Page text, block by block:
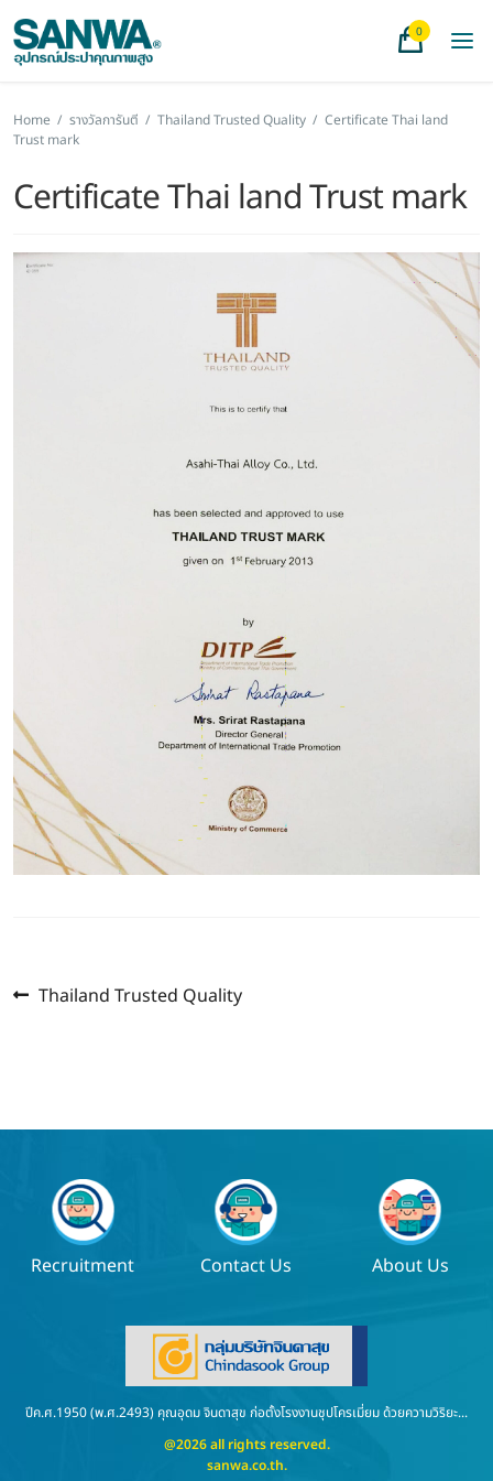
0
Home / รางวัลการันตี / Thailand Trusted Quality / Certificate Thai land
Trust mark
Certificate Thai land Trust mark
แนะแนว
Previous
Thailand Trusted Quality
Recruitment Contact Us About Us
ปีค.ศ.1950 (พ.ศ.2493) คุณอุดม จินดาสุข ก่อตั้งโรงงานชุปโครเมี่ยม ด้วยความวิริยะ...
@2026 all rights reserved.
sanwa.co.th.